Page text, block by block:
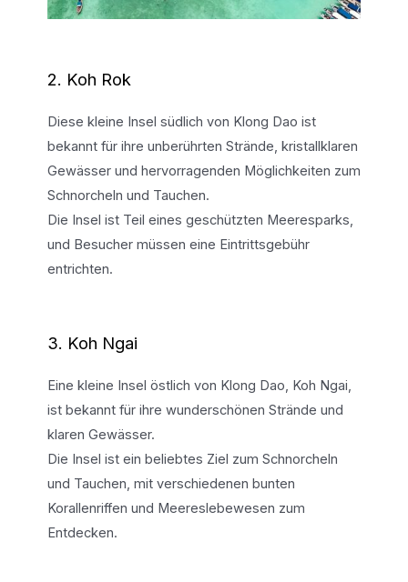
2. Koh Rok
Diese kleine Insel südlich von Klong Dao ist
bekannt für ihre unberührten Strände, kristallklaren
Gewässer und hervorragenden Möglichkeiten zum
Schnorcheln und Tauchen.
Die Insel ist Teil eines geschützten Meeresparks,
und Besucher müssen eine Eintrittsgebühr
entrichten.
3. Koh Ngai
Eine kleine Insel östlich von Klong Dao, Koh Ngai,
ist bekannt für ihre wunderschönen Strände und
klaren Gewässer.
Die Insel ist ein beliebtes Ziel zum Schnorcheln
und Tauchen, mit verschiedenen bunten
Korallenriffen und Meereslebewesen zum
Entdecken.